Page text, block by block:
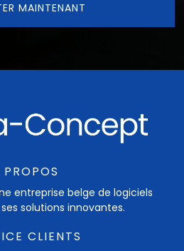
MAINTENANT
entreprise belge de logiciels
solutions innovantes.
CLIENTS